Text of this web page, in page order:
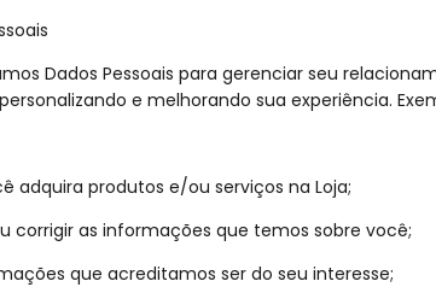
Dados Pessoais para gerenciar seu
e melhorando sua experiência.
adquira produtos e/ou serviços na Loja;
corrigir as informações que temos sobre você;
que acreditamos ser do seu interesse;